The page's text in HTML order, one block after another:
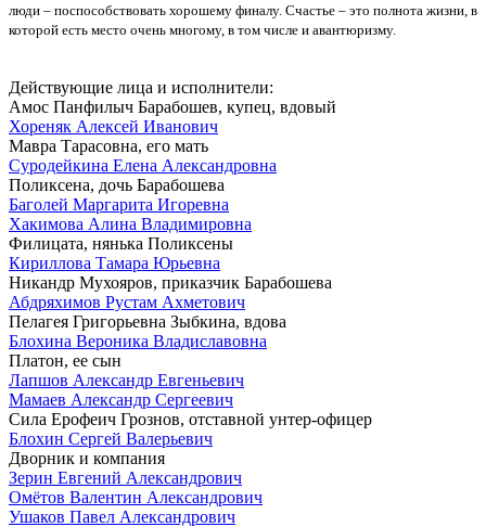
люди – поспособствовать хорошему финалу. Счастье – это полнота жизни, в
которой есть место очень многому, в том числе и авантюризму.
Действующие лица и исполнители:
Амос Панфилыч Барабошев, купец, вдовый
Хореняк Алексей Иванович
Мавра Тарасовна, его мать
Суродейкина Елена Александровна
Поликсена, дочь Барабошева
Баголей Маргарита Игоревна
Хакимова Алина Владимировна
Филицата, нянька Поликсены
Кириллова Тамара Юрьевна
Никандр Мухояров, приказчик Барабошева
Абдряхимов Рустам Ахметович
Пелагея Григорьевна Зыбкина, вдова
Блохина Вероника Владиславовна
Платон, ее сын
Лапшов Александр Евгеньевич
Мамаев Александр Сергеевич
Сила Ерофеич Грознов, отставной унтер-офицер
Блохин Сергей Валерьевич
Дворник и компания
Зерин Евгений Александрович
Омётов Валентин Александрович
Ушаков Павел Александрович